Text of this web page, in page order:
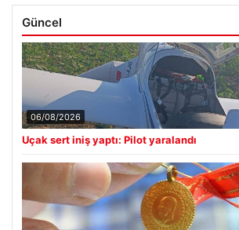
Güncel
06/08/2026
Uçak sert iniş yaptı: Pilot yaralandı